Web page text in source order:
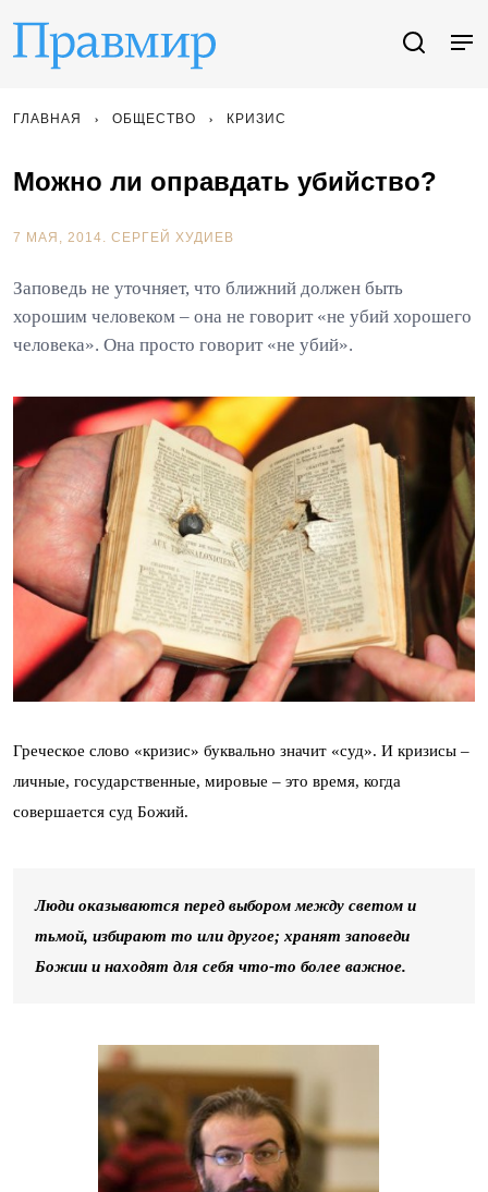
ГЛАВНАЯ ОБЩЕСТВО КРИЗИС
Можно ли оправдать убийство?
7 МАЯ, 2014. СЕРГЕЙ ХУДИЕВ
Заповедь не уточняет, что ближний должен быть
хорошим человеком – она не говорит «не убий хорошего
человека». Она просто говорит «не убий».
Греческое слово «кризис» буквально значит «суд». И кризисы –
личные, государственные, мировые – это время, когда
совершается суд Божий.
Люди оказываются перед выбором между светом и
тьмой, избирают то или другое; хранят заповеди
Божии и находят для себя что-то более важное.